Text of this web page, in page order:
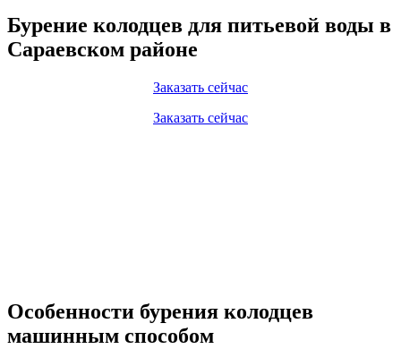
Бурение колодцев для питьевой воды в
Сараевском районе
Заказать сейчас
Заказать сейчас
Особенности бурения колодцев
машинным способом